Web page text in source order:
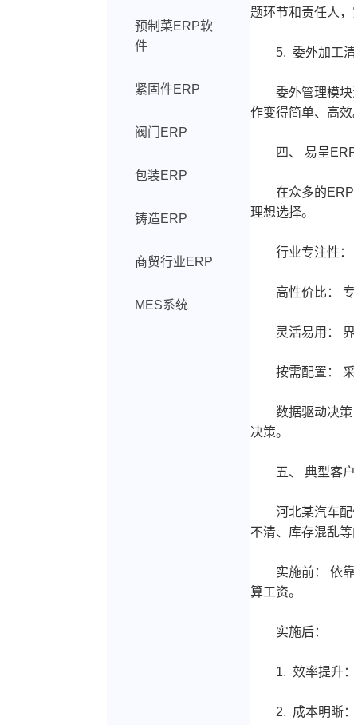
预制菜ERP软
件
紧固件ERP
阀门ERP
包装ERP
铸造ERP
商贸行业ERP
MES系统
题环节和责任人
5. 委外加工清
委外管理模块清
作变得简单、高效
四、 易呈ERP
在众多的ERP
理想选择。
行业专注性：
高性价比： 专
灵活易用： 界
按需配置： 采
数据驱动决策：
决策。
五、 典型客户
河北某汽车配件
不清、库存混乱等
实施前： 依靠5
算工资。
实施后：
1. 效率提升：
2. 成本明晰：